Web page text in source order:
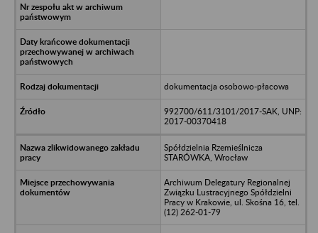
dokumentacja osobowo-płacowa
992700/611/3101/2017-SAK, UNP:
2017-00370418
Spółdzielnia Rzemieślnicza
STARÓWKA, Wrocław
Archiwum Delegatury Regionalnej
Związku Lustracyjnego Spółdzielni
Pracy w Krakowie, ul. Skośna 16, tel.
(12) 262-01-79